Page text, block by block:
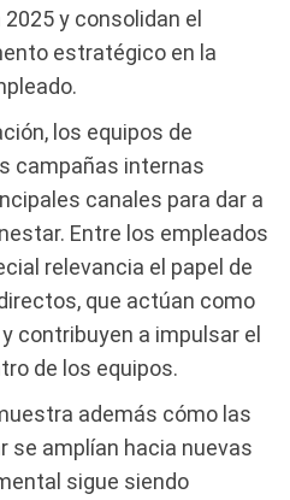
y consolidan el
estratégico en la
los equipos de
campañas internas
canales para dar a
Entre los empleados
relevancia el papel de
que actúan como
contribuyen a impulsar el
de los equipos.
además cómo las
se amplían hacia nuevas
sigue siendo